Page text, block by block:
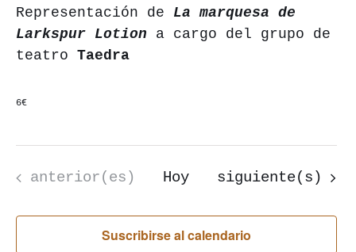
Representación de La marquesa de
Larkspur Lotion a cargo del grupo de
teatro Taedra
6€
Eventos
anterior(es) Hoy Eventos
siguiente(s)
Suscribirse al calendario